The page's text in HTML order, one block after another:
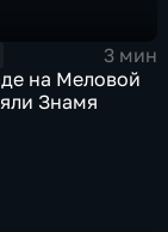
3 мин
на Меловой
Знамя